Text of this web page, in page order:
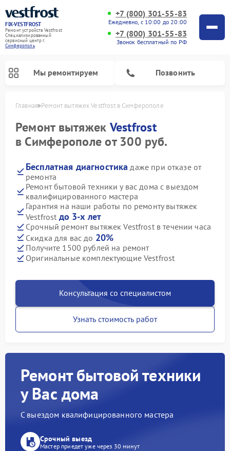
FIX-VESTFROST
Ремонт устройств Vestfrost
Специализированный
cервисный центр г.
Симферополь
+7 (800) 301-55-83
Ежедневно, с 10:00 до 20:00
+7 (800) 301-55-83
Звонок бесплатный по РФ
Мы ремонтируем Позвонить
Главная Ремонт вытяжек Vestfrost в Симферополе
Ремонт вытяжек Vestfrost
в Симферополе от 300 руб.
Бесплатная диагностика даже при отказе от
ремонта
Ремонт бытовой техники у вас дома с выездом
квалифицированного мастера
Гарантия на наши работы по ремонту вытяжек
Vestfrost до 3-х лет
Срочный ремонт вытяжек Vestfrost в течении часа
Скидка для вас до 20%
Получите 1500 рублей на ремонт
Оригинальные комплектующие Vestfrost
Консультация со специалистом
Узнать стоимость работ
Ремонт бытовой техники
у Вас дома
С выездом квалифицированного мастера
Срочный выезд
Мастер приедет уже через 30 минут